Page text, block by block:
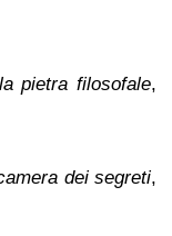
pietra filosofale,
dei segreti,